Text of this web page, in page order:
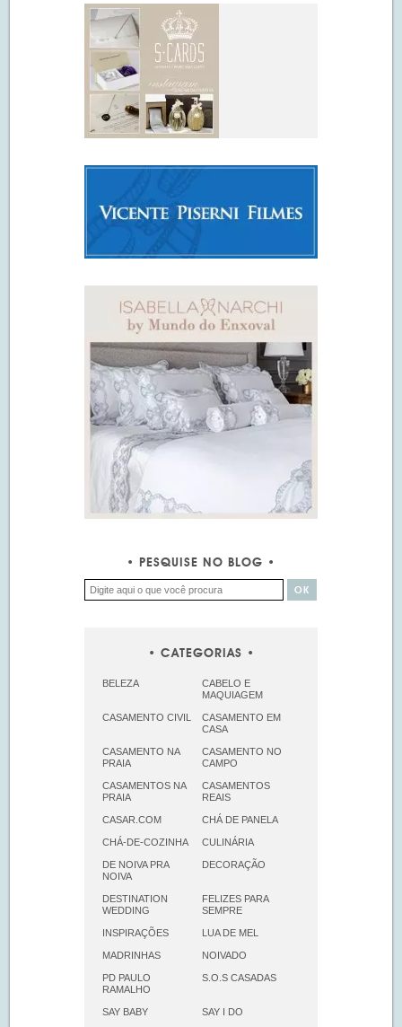
PESQUISE NO BLOG
CATEGORIAS
BELEZA
CABELO E
MAQUIAGEM
CASAMENTO CIVIL
CASAMENTO EM
CASA
CASAMENTO NA
PRAIA
CASAMENTO NO
CAMPO
CASAMENTOS NA
PRAIA
CASAMENTOS
REAIS
CASAR.COM CHÁ DE PANELA
CHÁ-DE-COZINHA CULINÁRIA
DE NOIVA PRA
NOIVA
DECORAÇÃO
DESTINATION
WEDDING
FELIZES PARA
SEMPRE
INSPIRAÇÕES LUA DE MEL
MADRINHAS NOIVADO
PD PAULO
RAMALHO
S.O.S CASADAS
SAY BABY SAY I DO